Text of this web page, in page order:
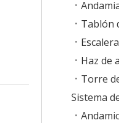
Haz de
Sistema